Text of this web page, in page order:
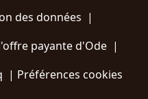
des données |
payante d'Ode |
| Préférences cookies